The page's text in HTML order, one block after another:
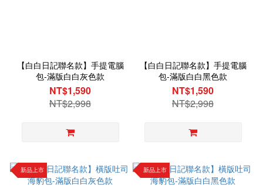
【白白日記聯名款】手提電腦
包-滿版白白灰色款
NT$1,590
NT$2,998
【白白日記聯名款】手提電腦
包-滿版白白黑色款
NT$1,590
NT$2,998
新品上市 新品上市